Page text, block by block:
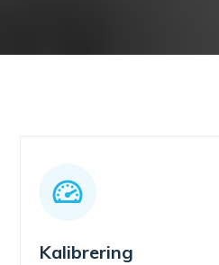
Kalibrering